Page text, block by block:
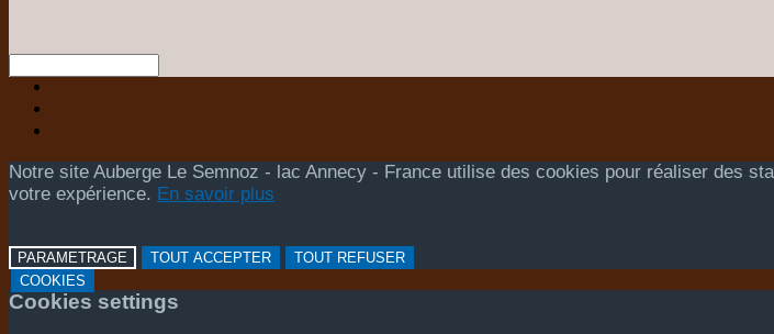
Notre site Auberge Le Semnoz - lac Annecy - France utilise des cookies pour réaliser des
votre expérience. En savoir plus
PARAMETRAGE TOUT ACCEPTER
TOUT REFUSER
COOKIES
Cookies settings